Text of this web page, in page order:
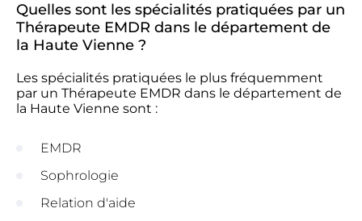
Quelles sont les spécialités pratiquées par un
Thérapeute EMDR dans le département de
la Haute Vienne ?
Les spécialités pratiquées le plus fréquemment
par un Thérapeute EMDR dans le département de
la Haute Vienne sont :
EMDR
Sophrologie
Relation d'aide